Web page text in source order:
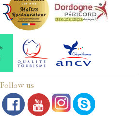
Follow us